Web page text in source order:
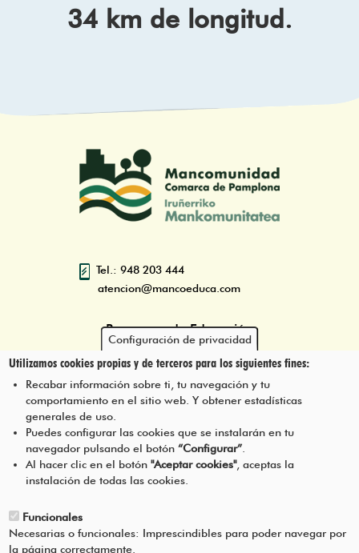
34 km de longitud.
Tel.: 948 203 444
atencion@mancoeduca.com
Programa de Educación
Ambiental Escolar de la
Mancomunidad de la Comarca
de Pamplona
Pie
Menú
CONTÁCTANOS
CONDICIONES DEL SERVICIO
Configuración de privacidad
Utilizamos cookies propias y de terceros para los siguientes fines:
Recabar información sobre ti, tu navegación y tu
comportamiento en el sitio web. Y obtener estadísticas
generales de uso.
Puedes configurar las cookies que se instalarán en tu
navegador pulsando el botón“Configurar”
Al hacer clic en el botón"Aceptar cookies", aceptas la
instalación de todas las cookies.
Funcionales
Necesarias o funcionales: Imprescindibles para poder navegar por
la página correctamente.